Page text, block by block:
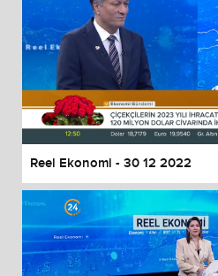
Reel Ekonomi - 30 12 2022